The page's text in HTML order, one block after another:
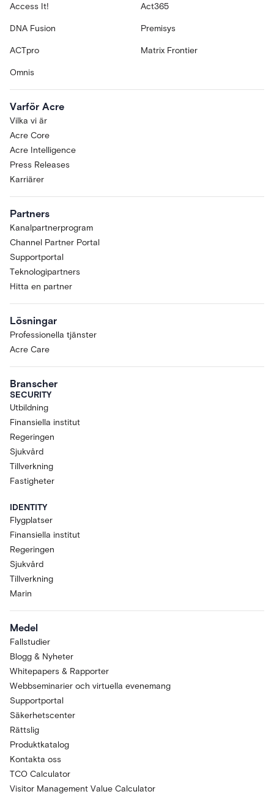
Access It!
Act365
DNA Fusion Premisys
ACTpro Matrix Frontier
Omnis
Varför Acre
Vilka vi är
Acre Core
Acre Intelligence
Press Releases
Karriärer
Partners
Kanalpartnerprogram
Channel Partner Portal
Supportportal
Teknologipartners
Hitta en partner
Lösningar
Professionella tjänster
Acre Care
Branscher
SECURITY
Utbildning
Finansiella institut
Regeringen
Sjukvård
Tillverkning
Fastigheter
IDENTITY
Flygplatser
Finansiella institut
Regeringen
Sjukvård
Tillverkning
Marin
Medel
Fallstudier
Blogg & Nyheter
Whitepapers & Rapporter
Webbseminarier och virtuella evenemang
Supportportal
Säkerhetscenter
Rättslig
Produktkatalog
Kontakta oss
TCO Calculator
Visitor Management Value Calculator